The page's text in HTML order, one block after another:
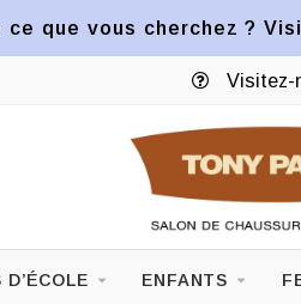
ce que vous cherchez ?
Visitez-
D’ÉCOLE ENFANTS